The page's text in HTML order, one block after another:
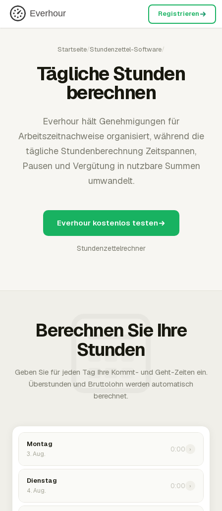
Everhour Registrieren
Startseite/Stundenzettel-Software/
Tägliche Stunden
berechnen
Everhour hält Genehmigungen für
Arbeitszeitnachweise organisiert, während die
tägliche Stundenberechnung Zeitspannen,
Pausen und Vergütung in nutzbare Summen
umwandelt.
Everhour kostenlos testen
Stundenzettelrechner
Berechnen Sie Ihre
Stunden
Geben Sie für jeden Tag Ihre Kommt- und Geht-Zeiten ein.
Überstunden und Bruttolohn werden automatisch
berechnet.
Montag
3. Aug.
0:00 ›
Dienstag
4. Aug.
0:00 ›